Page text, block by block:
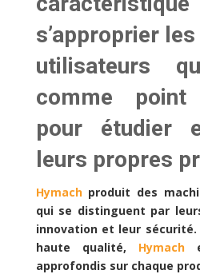
s’approprier
utilisateurs
comme
pour étudier
leurs propres
Hymachproduit des
qui se distinguent par
innovation et leur
haute qualité, Hymach
approfondis sur chaque